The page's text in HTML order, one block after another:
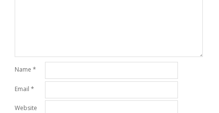
Name *
Email *
Website